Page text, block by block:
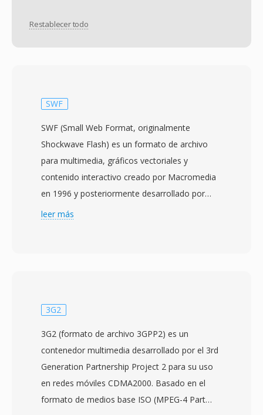
Restablecer todo
SWF
SWF (Small Web Format, originalmente
Shockwave Flash) es un formato de archivo
para multimedia, gráficos vectoriales y
contenido interactivo creado por Macromedia
en 1996 y posteriormente desarrollado por
Adobe Systems tras la adquisicion de
formato binario compacto diseñado para una
desde finales de los 90 hasta principios de los
2010, SWF impulsó un vasto ecosistema de
contenido web incluyendo sitios animados,
aplicaciones educativas y experiencias
leer más
3G2
3G2 (formato de archivo 3GPP2) es un
contenedor multimedia desarrollado por el 3rd
Generation Partnership Project 2 para su uso
en redes móviles CDMA2000. Basado en el
formato de medios base ISO (MPEG-4 Part